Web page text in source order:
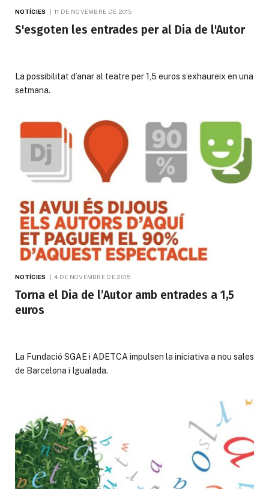
NOTÍCIES 11 DE NOVEMBRE DE 2015
S'esgoten les entrades per al Dia de l'Autor
La possibilitat d’anar al teatre per 1,5 euros s’exhaureix en una
setmana.
NOTÍCIES 4 DE NOVEMBRE DE 2015
Torna el Dia de l’Autor amb entrades a 1,5
euros
La Fundació SGAE i ADETCA impulsen la iniciativa a nou sales
de Barcelona i Igualada.